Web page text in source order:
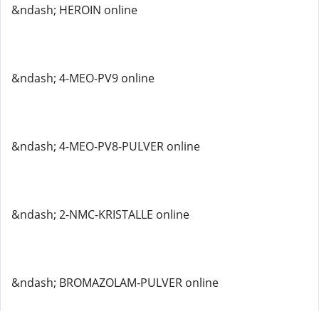
&ndash; HEROIN online
&ndash; 4-MEO-PV9 online
&ndash; 4-MEO-PV8-PULVER online
&ndash; 2-NMC-KRISTALLE online
&ndash; BROMAZOLAM-PULVER online